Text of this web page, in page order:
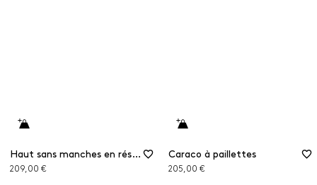
Haut sans manches en résille à strass
209,00 €
Caraco à paillettes
205,00 €